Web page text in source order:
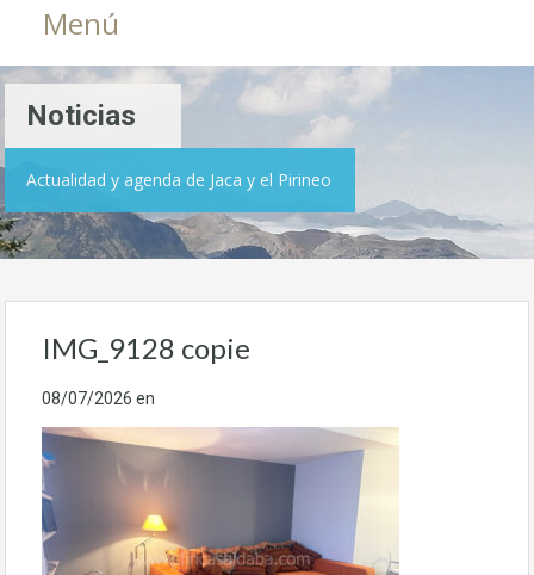
Menú
Noticias
Actualidad y agenda de Jaca y el Pirineo
IMG_9128 copie
08/07/2026 en